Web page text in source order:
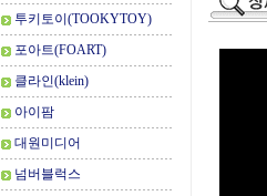
투키토이(TOOKYTOY)
포아트(FOART)
클라인(klein)
아이팜
대원미디어
넘버블럭스